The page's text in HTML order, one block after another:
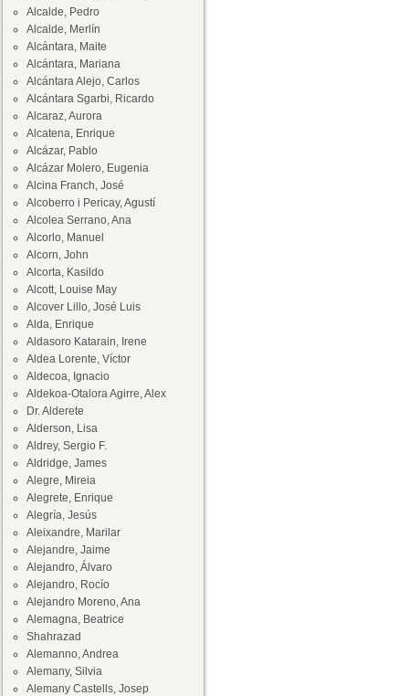
Alcalde, Pedro
Alcalde, Merlín
Alcántara, Maite
Alcántara, Mariana
Alcántara Alejo, Carlos
Alcántara Sgarbi, Ricardo
Alcaraz, Aurora
Alcatena, Enrique
Alcázar, Pablo
Alcázar Molero, Eugenia
Alcina Franch, José
Alcoberro i Pericay, Agustí
Alcolea Serrano, Ana
Alcorlo, Manuel
Alcorn, John
Alcorta, Kasildo
Alcott, Louise May
Alcover Lillo, José Luis
Alda, Enrique
Aldasoro Katarain, Irene
Aldea Lorente, Víctor
Aldecoa, Ignacio
Aldekoa-Otalora Agirre, Alex
Dr. Alderete
Alderson, Lisa
Aldrey, Sergio F.
Aldridge, James
Alegre, Mireia
Alegrete, Enrique
Alegría, Jesús
Aleixandre, Marilar
Alejandre, Jaime
Alejandro, Álvaro
Alejandro, Rocío
Alejandro Moreno, Ana
Alemagna, Beatrice
Shahrazad
Alemanno, Andrea
Alemany, Silvia
Alemany Castells, Josep